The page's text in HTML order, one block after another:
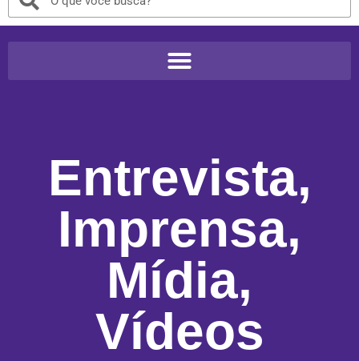
Entrevista,
Imprensa,
Mídia,
Vídeos